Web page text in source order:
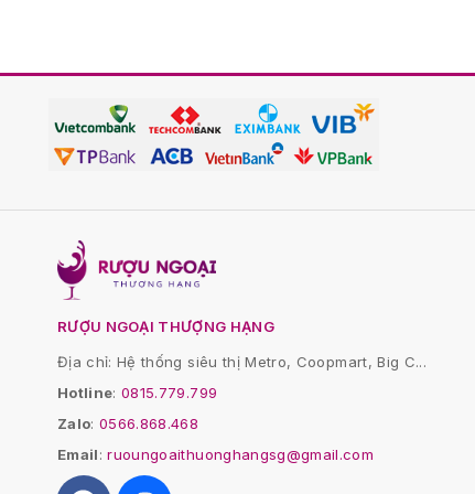
RƯỢU NGOẠI THƯỢNG HẠNG
Địa chỉ: Hệ thống siêu thị Metro, Coopmart, Big C...
Hotline:0815.779.799
Zalo: 0566.868.468
Email:ruoungoaithuonghangsg@gmail.com